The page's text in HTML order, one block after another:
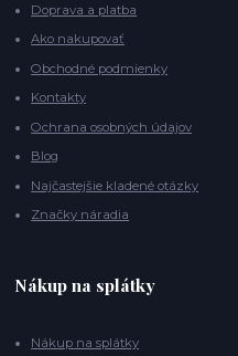
Doprava a platba
Ako nakupovať
Obchodné podmienky
Kontakty
Ochrana osobných údajov
Blog
Najčastejšie kladené otázky
Značky náradia
Nákup na splátky
Nákup na splátky